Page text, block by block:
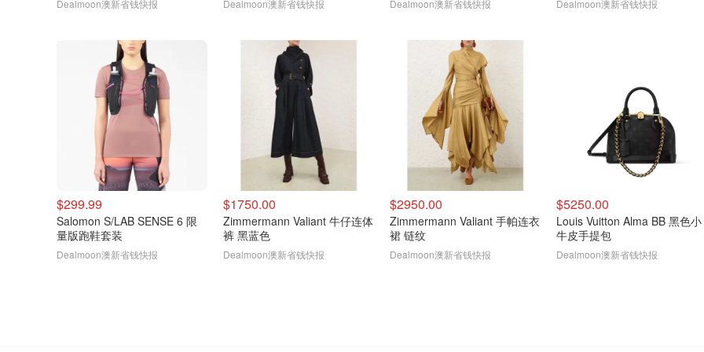
Dealmoon澳新省钱快报 Dealmoon澳新省钱快报 Dealmoon澳新省钱快报 Dealmoon澳新省钱快报
$299.99
Salomon S/LAB SENSE 6 限
量版跑鞋套装
Dealmoon澳新省钱快报
$1750.00
Zimmermann Valiant 牛仔连体
裤 黑蓝色
Dealmoon澳新省钱快报
$2950.00
Zimmermann Valiant 手帕连衣
裙 链纹
Dealmoon澳新省钱快报
$5250.00
Louis Vuitton Alma BB 黑色小
牛皮手提包
Dealmoon澳新省钱快报